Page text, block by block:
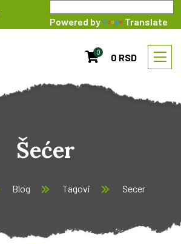
Powered by Translate
0 0 RSD
Šećer
Blog Tagovi Secer